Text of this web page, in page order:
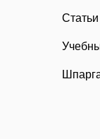
Статьи